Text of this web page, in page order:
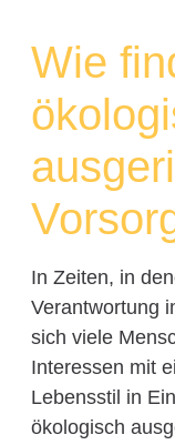
Wie
In Zeiten, in
Verantwortung
sich viele
Interessen mit
Lebensstil in
ökologisch